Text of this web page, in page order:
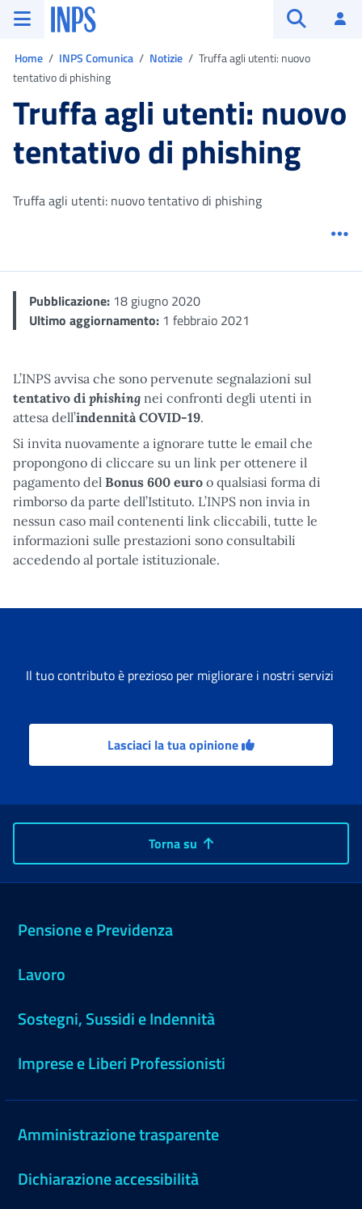
Vai al menu principale
Vai al contenuto principale
Vai al pie' di pagina
INPS ()
Home INPS Comunica Notizie
Truffa agli utenti: nuovo
tentativo di phishing
Truffa agli utenti: nuovo
tentativo di phishing
Truffa agli utenti: nuovo tentativo di phishing
Pubblicazione: 18 giugno 2020
Ultimo aggiornamento: 1 febbraio 2021
L’INPS avvisa che sono pervenute segnalazioni sul
tentativo di phishing nei confronti degli utenti in
attesa dell’indennità COVID-19.
Si invita nuovamente a ignorare tutte le email che
propongono di cliccare su un link per ottenere il
pagamento del Bonus 600 euro o qualsiasi forma di
rimborso da parte dell’Istituto. L’INPS non invia in
nessun caso mail contenenti link cliccabili, tutte le
informazioni sulle prestazioni sono consultabili
accedendo al portale istituzionale.
Il tuo contributo è prezioso per migliorare i nostri servizi
Lasciaci la tua opinione
Torna su
Pensione e Previdenza
Lavoro
Sostegni, Sussidi e Indennità
Imprese e Liberi Professionisti
Amministrazione trasparente
Dichiarazione accessibilità